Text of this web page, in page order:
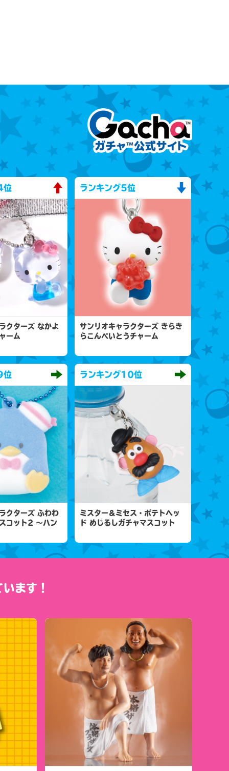
位
クターズ なかよ
ーム
ランキング5位
サンリオキャラクターズ きらき
らこんぺいとうチャーム
位
クターズ ふわわ
コット2 ～ハン
ランキング10位
ミスター＆ミセス・ポテトヘッ
ド めじるしガチャマスコット
ます！